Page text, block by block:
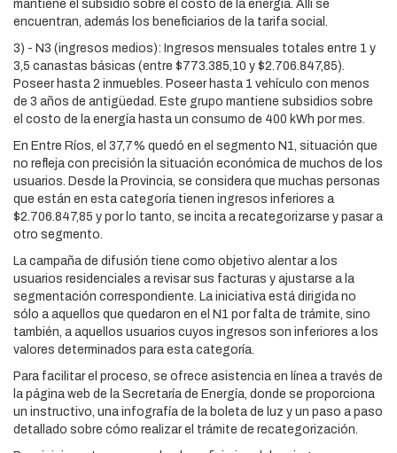
mantiene el subsidio sobre el costo de la energía. Allí se
encuentran, además los beneficiarios de la tarifa social.
3) - N3 (ingresos medios): Ingresos mensuales totales entre 1 y
3,5 canastas básicas (entre $773.385,10 y $2.706.847,85).
Poseer hasta 2 inmuebles. Poseer hasta 1 vehículo con menos
de 3 años de antigüedad. Este grupo mantiene subsidios sobre
el costo de la energía hasta un consumo de 400 kWh por mes.
En Entre Ríos, el 37,7% quedó en el segmento N1, situación que
no refleja con precisión la situación económica de muchos de los
usuarios. Desde la Provincia, se considera que muchas personas
que están en esta categoría tienen ingresos inferiores a
$2.706.847,85 y por lo tanto, se incita a recategorizarse y pasar a
otro segmento.
La campaña de difusión tiene como objetivo alentar a los
usuarios residenciales a revisar sus facturas y ajustarse a la
segmentación correspondiente. La iniciativa está dirigida no
sólo a aquellos que quedaron en el N1 por falta de trámite, sino
también, a aquellos usuarios cuyos ingresos son inferiores a los
valores determinados para esta categoría.
Para facilitar el proceso, se ofrece asistencia en línea a través de
la página web de la Secretaría de Energía, donde se proporciona
un instructivo, una infografía de la boleta de luz y un paso a paso
detallado sobre cómo realizar el trámite de recategorización.